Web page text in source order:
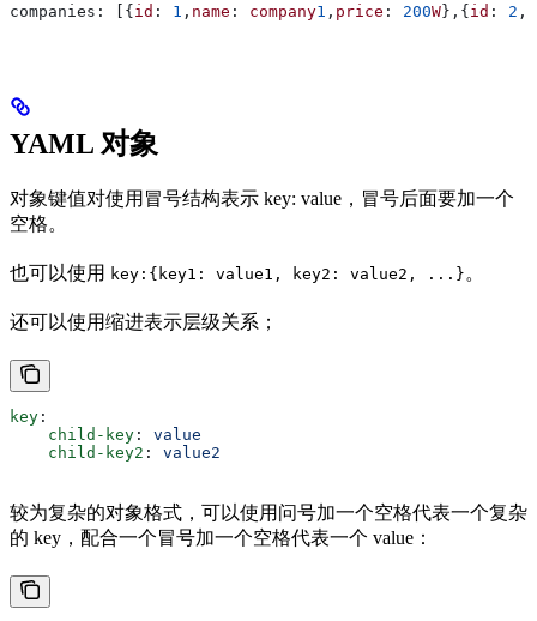
companies: [{id : 1 , name : company1 , price : 200W},{id : 2 ,
YAML 对象
对象键值对使用冒号结构表示 key: value，冒号后面要加一个
空格。
也可以使用 key:{key1: value1, key2: value2, ...} 。
还可以使用缩进表示层级关系；
key :
    child-key
: value
    child-key2
: value2
较为复杂的对象格式，可以使用问号加一个空格代表一个复杂
的 key，配合一个冒号加一个空格代表一个 value：